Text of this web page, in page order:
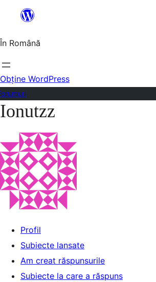
conținut
În Română
Obține WordPress
Sari
conținut
Ionutzz
Profil
Subiecte lansate
Am creat răspunsurile
Subiecte la care a răspuns